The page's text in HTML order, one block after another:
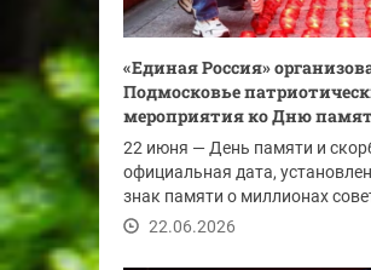
«Единая Россия»
Подмосковье
мероприятия ко Дню
22 июня — День памяти и
официальная дата,
знак памяти о миллионах
граждан, погибших...
22.06.2026